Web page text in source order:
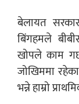
बेलायत
बिंगहमले
खोपले काम
जोखिममा
भन्ने हाम्रो